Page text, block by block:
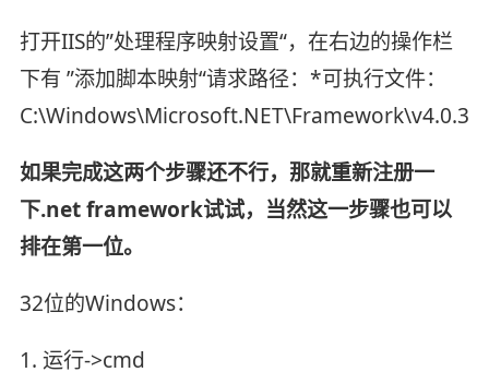
打开IIS的”处理程序映射设置“，在右边的操作栏
下有 ”添加脚本映射“请求路径：*可执行文件：
如果完成这两个步骤还不行，那就重新注册一
下.net framework试试，当然这一步骤也可以
排在第一位。
32位的Windows：
1. 运行->cmd